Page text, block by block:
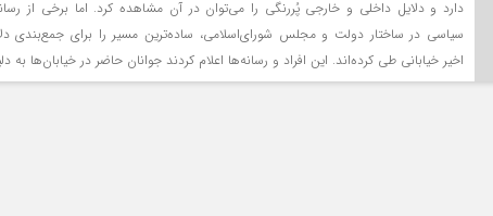
دارد و دلایل داخلی و خارجی پُررنگی را می‌توان در آن مشاهده کرد. اما برخی از
سیاسی در ساختار دولت و مجلس شورای‌اسلامی، ساده‌ترین مسیر را برای جمع‌بندی
اخیر خیابانی طی کرده‌اند. این افراد و رسانه‌ها اعلام کردند جوانان حاضر در خیابان‌ها به